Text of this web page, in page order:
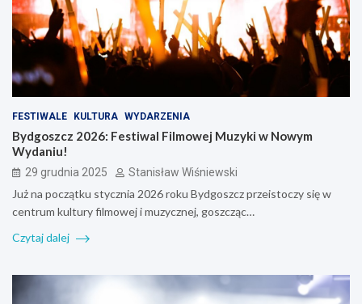
FESTIWALE KULTURA WYDARZENIA
Bydgoszcz 2026: Festiwal Filmowej Muzyki w Nowym
Wydaniu!
29 grudnia 2025 Stanisław Wiśniewski
Już na początku stycznia 2026 roku Bydgoszcz przeistoczy się w
centrum kultury filmowej i muzycznej, goszcząc…
Czytaj dalej